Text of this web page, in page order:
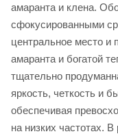
амаранта и клена.
сфокусированными
центральное место и
амаранта и богатой
тщательно
яркость, четкость и
обеспечивая
на низких частотах. В